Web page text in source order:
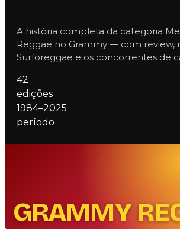
A história completa da categoria
Reggae no Grammy — com review,
Surforeggae e os concorrentes de
42
edições
1984–2025
período
GRAMMY